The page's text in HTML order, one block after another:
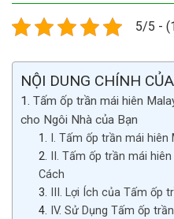
5/5 -
NỘI DUNG CHÍNH
Tấm ốp trần mái hiên
cho Ngôi Nhà của Bạn
I. Tấm ốp trần mái
II. Tấm ốp trần mái
Cách
III. Lợi Ích của Tấm ốp
IV. Sử Dụng Tấm ốp